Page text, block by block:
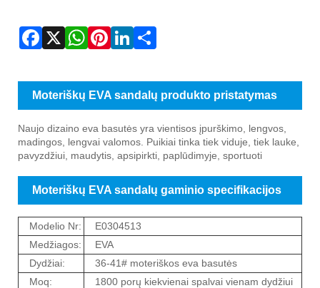
Moteriškų EVA sandalų produkto pristatymas
Naujo dizaino eva basutės yra vientisos įpurškimo, lengvos,
madingos, lengvai valomos. Puikiai tinka tiek viduje, tiek lauke,
pavyzdžiui, maudytis, apsipirkti, paplūdimyje, sportuoti
Moteriškų EVA sandalų gaminio specifikacijos
Modelio Nr:
E0304513
Medžiagos:
EVA
Dydžiai:
36-41# moteriškos eva basutės
Moq:
1800 porų kiekvienai spalvai vienam dydžiui